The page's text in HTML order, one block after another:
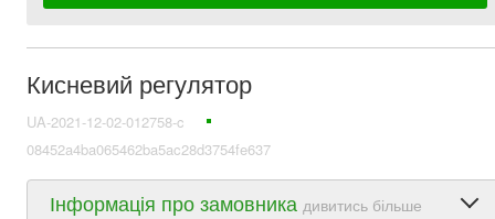
Кисневий регулятор
UA-2021-12-02-012758-c
08452a4ba065462ba5ac28d3754fe637
Інформація про замовника дивитись більше